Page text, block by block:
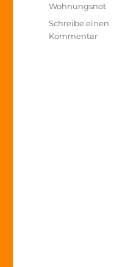
Wohnungsnot
Schreibe einen
Kommentarzu